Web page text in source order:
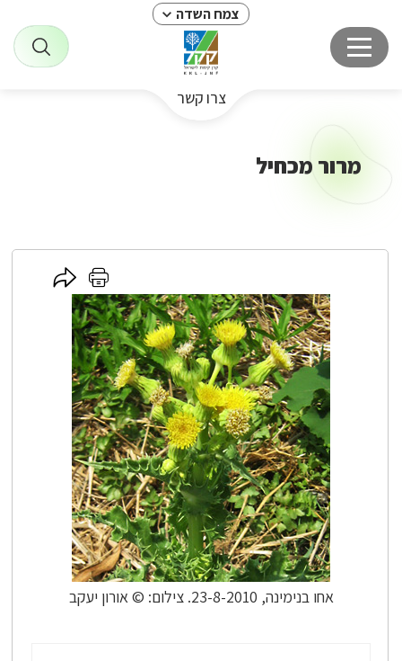
צמח השדה
צרו קשר
מרור מכחיל
אחו בנימינה, 23-8-2010. צילום: © אורון יעקב
לחץ
כאן
להדפסה
לחץ
כאן
לשיתוף